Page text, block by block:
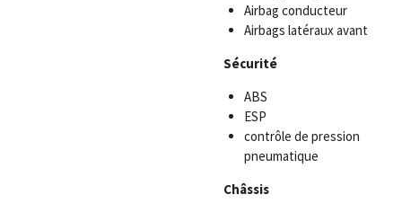
Airbag conducteur
Airbags latéraux avant
Sécurité
ABS
ESP
contrôle de pression
pneumatique
Châssis